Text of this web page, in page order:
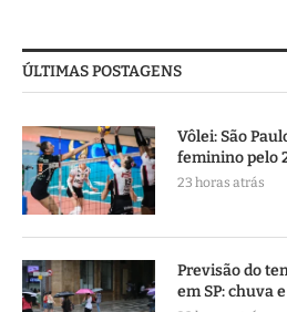
ÚLTIMAS POSTAGENS
Vôlei: São
feminino pelo
23 horas atrás
Previsão do
em SP: chuva